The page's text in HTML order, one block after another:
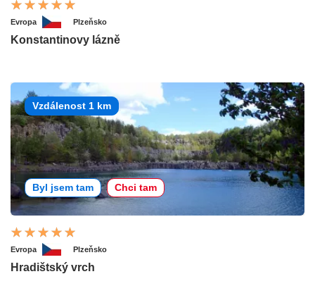
Evropa Plzeňsko
Konstantinovy lázně
Vzdálenost 1 km
Byl jsem tam Chci tam
Evropa Plzeňsko
Hradištský vrch